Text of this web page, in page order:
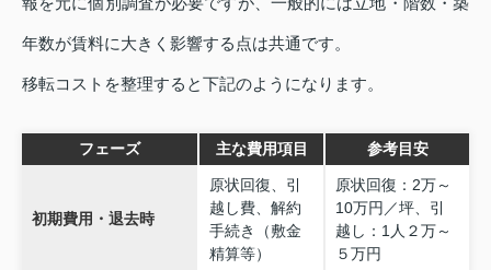
年数が賃料に大きく影響する点は共通です。
移転コストを整理すると下記のようになります。
フェーズ 主な費用項目 参考目安
初期費用・退去時
原状回復、引
越し費、解約
手続き（敷金
精算等）
原状回復：2万～
10万円／坪、引
越し：1人２万～
５万円